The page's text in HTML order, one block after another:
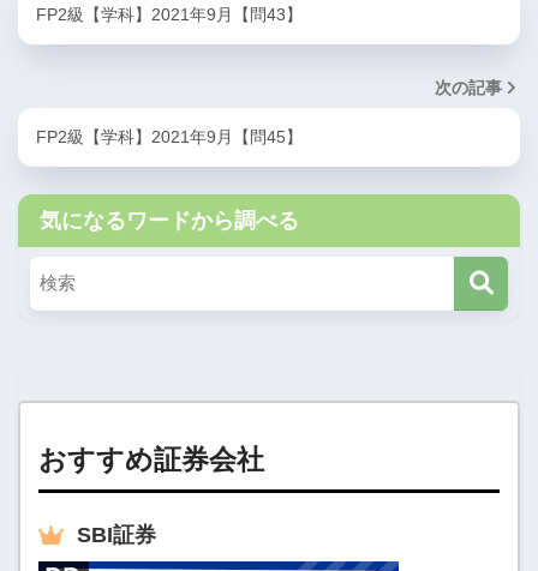
FP2級【学科】2021年9月【問43】
次の記事
FP2級【学科】2021年9月【問45】
気になるワードから調べる
おすすめ証券会社
SBI証券